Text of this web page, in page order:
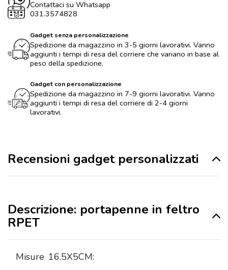
Contattaci su Whatsapp
031.3574828
Gadget senza personalizzazione
Spedizione da magazzino in 3-5 giorni lavorativi. Vanno
aggiunti i tempi di resa del corriere che variano in base al
peso della spedizione.
Gadget con personalizzazione
Spedizione da magazzino in 7-9 giorni lavorativi. Vanno
aggiunti i tempi di resa del corriere di 2-4 giorni
lavorativi.
Recensioni gadget personalizzati
Descrizione: portapenne in feltro
RPET
Misure 16.5X5CM: